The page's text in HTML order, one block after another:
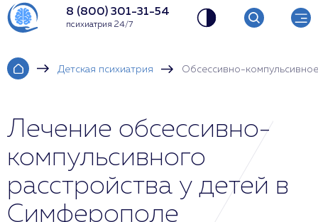
8 (800) 301-31-54
психиатрия 24/7
Детская психиатрия Обсессивно-
Лечение обсессивно-
компульсивного
расстройства у детей в
Симферополе